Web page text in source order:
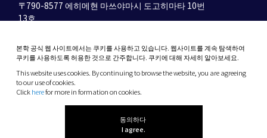
본학 공식 웹 사이트에서는 쿠키를 사용하고 있습니다. 웹사이트를 계속 탐색하여
쿠키를 사용하도록 허용한 것으로 간주합니다. 쿠키에 대해 자세히 알아보세요.
This website uses cookies. By continuing to browse the website, you are agreeing
to our use of cookies.
Clickherefor more in formation on cookies.
동의하다
I agree.
〒790-8577 에히메현 마쓰야마시 도고히마타 10번
13호
10-13 Dogo-Himata, Matsuyama, Ehime 790-
Phone: +81 89-927-9000
(C) 2026 Ehime University.